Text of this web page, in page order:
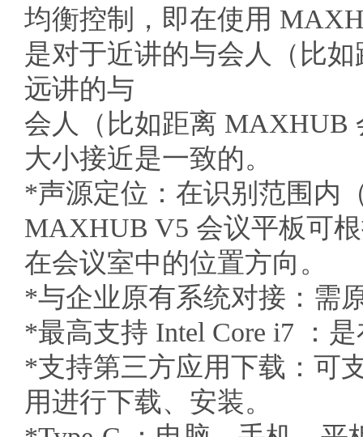
均衡控制，即在使用
是对于近讲的与会人（比
远讲的与
会人（比如距离 MAXHUB
大小接近是一致的。
*声源定位：在识别范围内
MAXHUB V5 会议平板可
在会议室中的位置方向。
*与企业原有系统对接：需
*最高支持 Intel Core i7 ：
*支持第三方应用下载：可
用进行下载、安装。